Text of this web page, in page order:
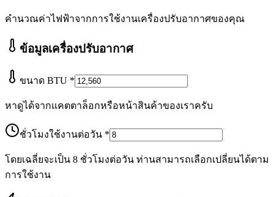
คำนวณค่าไฟฟ้าจากการใช้งานเครื่องปรับอากาศของคุณ
ข้อมูลเครื่องปรับอากาศ
ขนาด BTU *
หาดูได้จากแคตตาล็อกหรือหน้าสินค้าของเราครับ
ชั่วโมงใช้งานต่อวัน *
โดยเฉลี่ยจะเป็น 8 ชั่วโมงต่อวัน ท่านสามารถเลือกเปลี่ยนได้ตาม
การใช้งาน